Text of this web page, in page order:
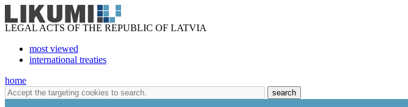
LEGAL ACTS OF THE REPUBLIC OF LATVIA
most viewed
international treaties
home
search